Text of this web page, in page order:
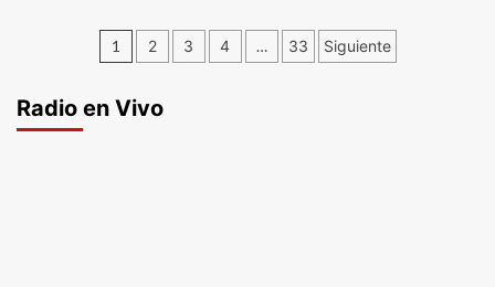
Paginación
entradas
1 2 3 4 … 33 Siguiente
Radio en Vivo